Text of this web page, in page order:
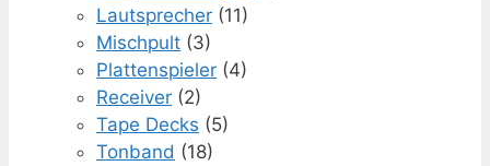
Lautsprecher (11)
Mischpult (3)
Plattenspieler (4)
Receiver (2)
Tape Decks (5)
Tonband (18)